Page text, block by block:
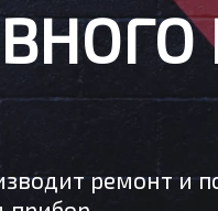
ремонт и